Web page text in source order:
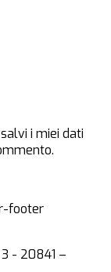
i miei dati
- 20841 –